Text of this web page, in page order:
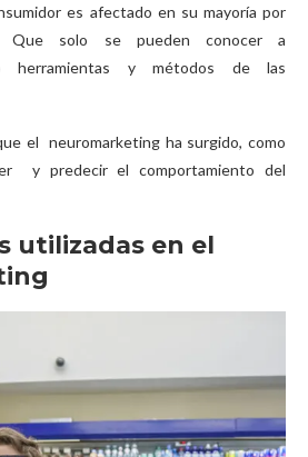
es afectado en su mayoría por
Que solo se pueden conocer a
herramientas y métodos de las
el neuromarketing ha surgido, como
y predecir el comportamiento del
utilizadas en el